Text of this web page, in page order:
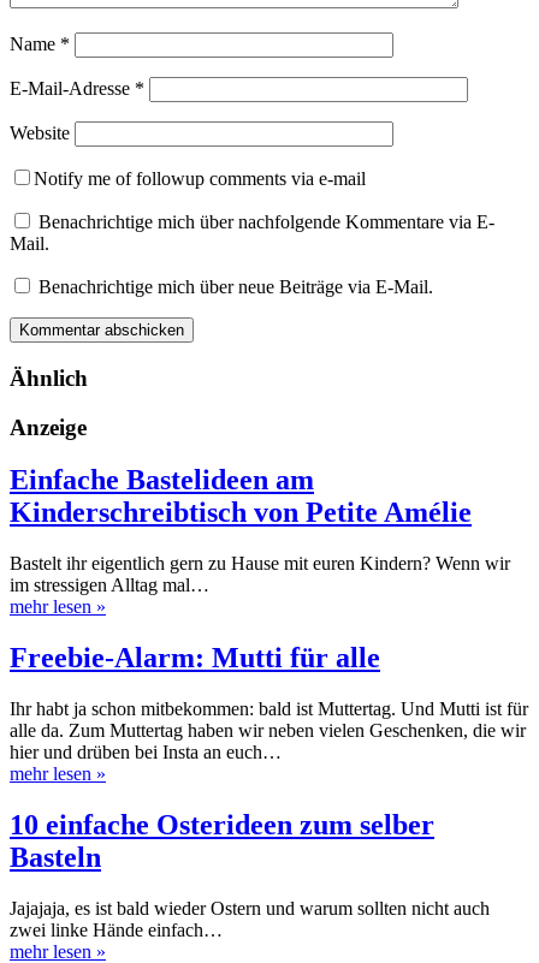
Name *
E-Mail-Adresse *
Website
Notify me of followup comments via e-mail
Benachrichtige mich über nachfolgende Kommentare via E-
Mail.
Benachrichtige mich über neue Beiträge via E-Mail.
Ähnlich
Anzeige
Einfache Bastelideen am
Kinderschreibtisch von Petite Amélie
Bastelt ihr eigentlich gern zu Hause mit euren Kindern? Wenn wir
im stressigen Alltag mal…
mehr lesen »
Freebie-Alarm: Mutti für alle
Ihr habt ja schon mitbekommen: bald ist Muttertag. Und Mutti ist für
alle da. Zum Muttertag haben wir neben vielen Geschenken, die wir
hier und drüben bei Insta an euch…
mehr lesen »
10 einfache Osterideen zum selber
Basteln
Jajajaja, es ist bald wieder Ostern und warum sollten nicht auch
zwei linke Hände einfach…
mehr lesen »